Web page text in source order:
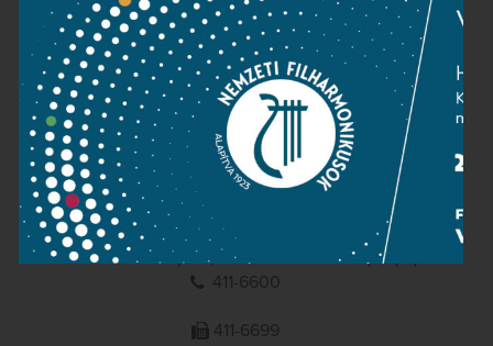
NEMZETI
FILHARMONIKUSOK
1095 Budapest, Komor Marcell u. 1. (Müpa)
411-6600
411-6699